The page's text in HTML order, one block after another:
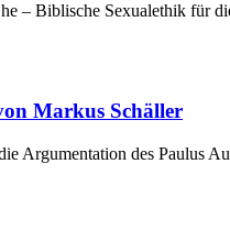
– Biblische Sexualethik für
Markus Schäller
Argumentation des Paulus